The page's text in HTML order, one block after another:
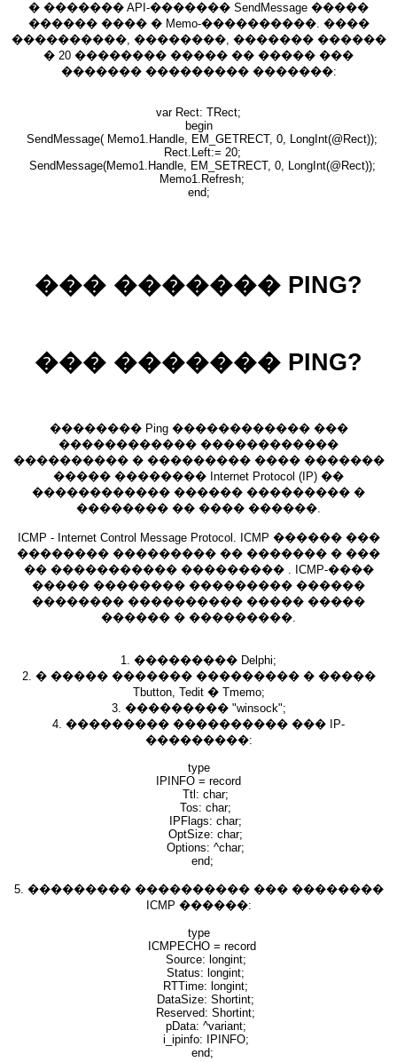
� ������� API-������� SendMessage �����
������ ���� � Memo-����������. ����
����������, ��������, ������� ������
� 20 �������� ����� �� ����� ���
������� ��������� �������:
var Rect: TRect;
begin
SendMessage( Memo1.Handle, EM_GETRECT, 0, LongInt(@Rect));
Rect.Left:= 20;
SendMessage(Memo1.Handle, EM_SETRECT, 0, LongInt(@Rect));
Memo1.Refresh;
end;
��� ������� PING?
��� ������� PING?
�������� Ping ������������ ���
������������ ������������
���������� � ��������� ���� �������
����� �������� Internet Protocol (IP) ��
������������ ������ ��������� �
�������� �� ���� ������.
ICMP - Internet Control Message Protocol. ICMP ������ ���
�������� ��������� �� ������� � ���
�� ����������� ��������� . ICMP-����
����� �������� ��������� ������
�������� ���������� ����� �����
������ � ���������.
1. ��������� Delphi;
2. � ����� ������� ��������� � �����
Tbutton, Tedit � Tmemo;
3. ��������� "winsock";
4. ��������� ���������� ��� IP-
���������:
type
IPINFO = record
Ttl: char;
Tos: char;
IPFlags: char;
OptSize: char;
Options: ^char;
end;
5. ��������� ���������� ��� ��������
ICMP ������:
type
ICMPECHO = record
Source: longint;
Status: longint;
RTTime: longint;
DataSize: Shortint;
Reserved: Shortint;
pData: ^variant;
i_ipinfo: IPINFO;
end;